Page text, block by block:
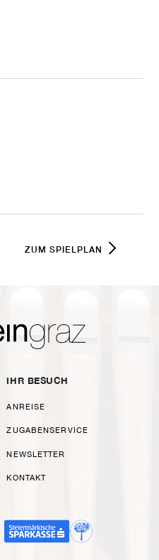
ZUM SPIELPLAN
IHR BESUCH
ANREISE
ZUGABENSERVICE
NEWSLETTER
KONTAKT